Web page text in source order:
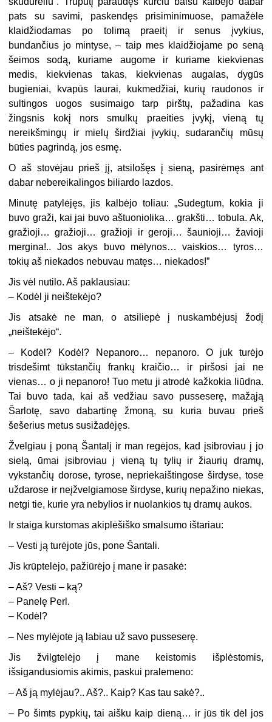
pats su savimi, paskendęs prisiminimuose, pamažėle
klaidžiodamas po tolimą praeitį ir senus įvykius,
bundančius jo mintyse, – taip mes klaidžiojame po seną
šeimos sodą, kuriame augome ir kuriame kiekvienas
medis, kiekvienas takas, kiekvienas augalas, dygūs
bugieniai, kvapūs laurai, kukmedžiai, kurių raudonos ir
sultingos uogos susimaigo tarp pirštų, pažadina kas
žingsnis kokį nors smulkų praeities įvykį, vieną tų
nereikšmingų ir mielų širdžiai įvykių, sudarančių mūsų
būties pagrindą, jos esmę.
O aš stovėjau prieš jį, atsilošęs į sieną, pasirėmęs ant
dabar nebereikalingos biliardo lazdos.
Minutę patylėjęs, jis kalbėjo toliau: „Sudegtum, kokia ji
buvo graži, kai jai buvo aštuoniolika… grakšti… tobula. Ak,
gražioji… gražioji… gražioji ir geroji… šaunioji… žavioji
mergina!.. Jos akys buvo mėlynos… vaiskios… tyros…
tokių aš niekados nebuvau matęs… niekados!”
Jis vėl nutilo. Aš paklausiau:
– Kodėl ji neištekėjo?
Jis atsakė ne man, o atsiliepė į nuskambėjusį žodį
„neištekėjo“.
– Kodėl? Kodėl? Nepanoro… nepanoro. O juk turėjo
trisdešimt tūkstančių frankų kraičio… ir piršosi jai ne
vienas… o ji nepanoro! Tuo metu ji atrodė kažkokia liūdna.
Tai buvo tada, kai aš vedžiau savo pusseserę, mažąją
Šarlotę, savo dabartinę žmoną, su kuria buvau prieš
šešerius metus susižadėjęs.
Žvelgiau į poną Šantalį ir man regėjos, kad įsibroviau į jo
sielą, ūmai įsibroviau į vieną tų tylių ir žiaurių dramų,
vykstančių dorose, tyrose, nepriekaištingose širdyse, tose
uždarose ir neįžvelgiamose širdyse, kurių nepažino niekas,
netgi tie, kurie yra nebylios ir nuolankios tų dramų aukos.
Ir staiga kurstomas akiplėšiško smalsumo ištariau:
– Vesti ją turėjote jūs, pone Šantali.
Jis krūptelėjo, pažiūrėjo į mane ir pasakė:
– Aš? Vesti – ką?
– Panelę Perl.
– Kodėl?
– Nes mylėjote ją labiau už savo pusseserę.
Jis žvilgtelėjo į mane keistomis išplėstomis,
išsigandusiomis akimis, paskui pralemeno:
– Aš ją mylėjau?.. Aš?.. Kaip? Kas tau sakė?..
– Po šimts pypkių, tai aišku kaip dieną… ir jūs tik dėl jos